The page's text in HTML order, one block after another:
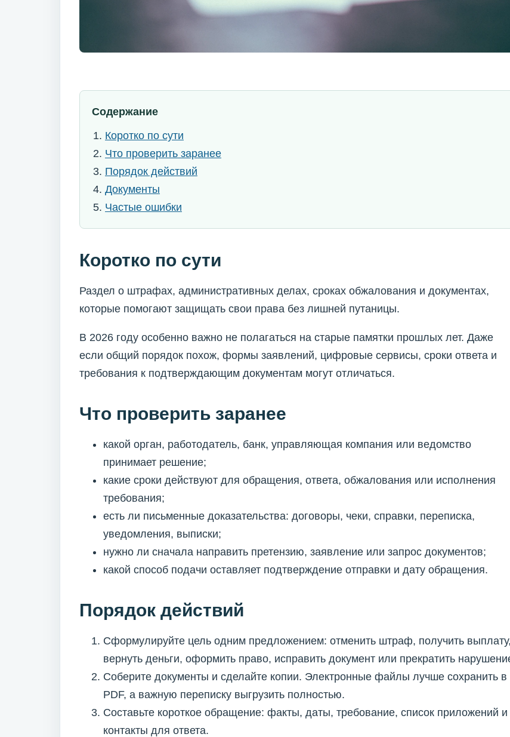
Содержание
Коротко по сути
Что проверить заранее
Порядок действий
Документы
Частые ошибки
Коротко по сути
Раздел о штрафах, административных делах, сроках обжалования и документах,
которые помогают защищать свои права без лишней путаницы.
В 2026 году особенно важно не полагаться на старые памятки прошлых лет. Даже
если общий порядок похож, формы заявлений, цифровые сервисы, сроки ответа и
требования к подтверждающим документам могут отличаться.
Что проверить заранее
какой орган, работодатель, банк, управляющая компания или ведомство
принимает решение;
какие сроки действуют для обращения, ответа, обжалования или исполнения
требования;
есть ли письменные доказательства: договоры, чеки, справки, переписка,
уведомления, выписки;
нужно ли сначала направить претензию, заявление или запрос документов;
какой способ подачи оставляет подтверждение отправки и дату обращения.
Порядок действий
Сформулируйте цель одним предложением: отменить штраф, получить выплату,
вернуть деньги, оформить право, исправить документ или прекратить
Соберите документы и сделайте копии. Электронные файлы лучше сохранить в
PDF, а важную переписку выгрузить полностью.
Составьте короткое обращение: факты, даты, требование, список приложений и
контакты для ответа.